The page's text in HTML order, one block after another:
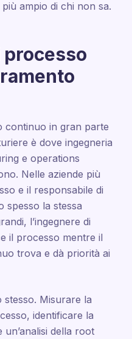
ampio di chi non sa.
processo
continuo in gran parte
è dove ingegneria
e operations
Nelle aziende più
e il responsabile di
spesso la stessa
l’ingegnere di
il processo mentre il
trova e dà priorità ai
Misurare la
identificare la
della root